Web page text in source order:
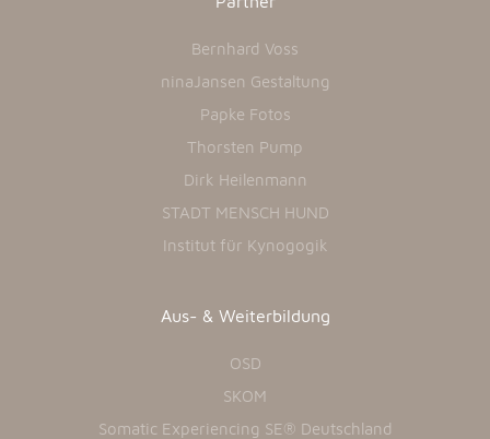
Bernhard Voss
ninaJansen Gestaltung
Papke Fotos
Thorsten Pump
Dirk Heilenmann
STADT MENSCH HUND
Institut für Kynogogik
Aus- & Weiterbildung
OSD
SKOM
Somatic Experiencing SE® Deutschland